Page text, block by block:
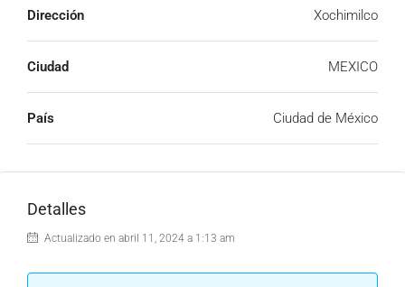
Dirección Xochimilco
Ciudad MEXICO
País Ciudad de México
Detalles
Actualizado en abril 11, 2024 a 1:13 am